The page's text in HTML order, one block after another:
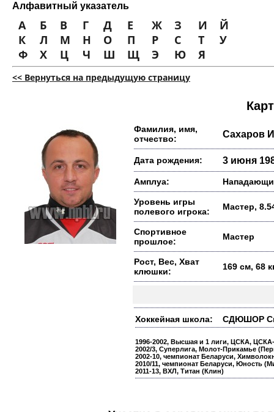
Алфавитный указатель
А Б В Г Д Е Ж З И
Й
К
Л М Н О П Р С Т
У
Ф
Х Ц Ч Ш Щ Э Ю Я
<< Вернуться на предыдущую страницу
Фамилия, имя,
отчество:
Сахаров
Дата рождения: 3 июня
Амплуа:
Уровень игры
полевого игрока:
Мастер,
Спортивное
прошлое:
Мастер
Рост, Вес, Хват
клюшки:
169 см, 68
Хоккейная школа: СДЮШОР
1996-2002, Высшая и 1 лиги, ЦСКА,
2002/3, Суперлига, Молот-Прикамье
2002-10, чемпионат Беларуси,
2010/11, чемпионат Беларуси, Юность
2011-13, ВХЛ, Титан (Клин)